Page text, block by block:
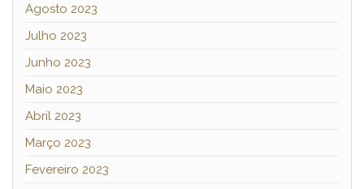
Agosto 2023
Julho 2023
Junho 2023
Maio 2023
Abril 2023
Março 2023
Fevereiro 2023